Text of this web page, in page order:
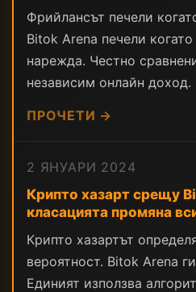
Фрийлансът печели
Bitok Arena печели
нарежда. Честно
независим онлайн доход.
ПРОЧЕТИ →
2 ЯНУАРИ 2024
Крипто хазарт срещу
класацията промяна
Крипто хазартът
вероятност. Bitok Arena
Единият използва